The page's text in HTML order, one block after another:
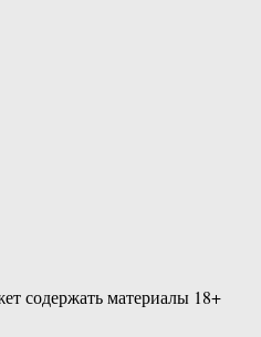
содержать материалы 18+